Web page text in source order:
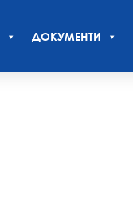
ДОКУМЕНТИ